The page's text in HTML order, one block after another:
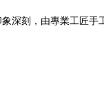
深刻，由專業工匠手